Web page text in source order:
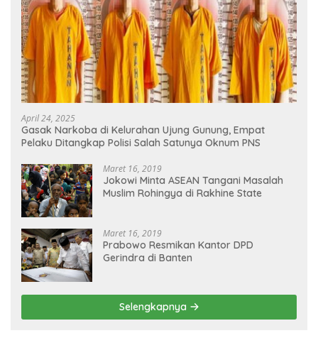
April 24, 2025
Gasak Narkoba di Kelurahan Ujung Gunung, Empat
Pelaku Ditangkap Polisi Salah Satunya Oknum PNS
Maret 16, 2019
Jokowi Minta ASEAN Tangani Masalah
Muslim Rohingya di Rakhine State
Maret 16, 2019
Prabowo Resmikan Kantor DPD
Gerindra di Banten
Selengkapnya